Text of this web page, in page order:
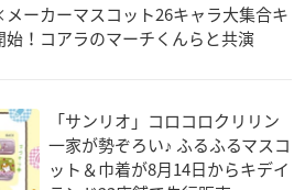
ーカーマスコット26キャラ大集合キ
始！コアラのマーチくんらと共演
「サンリオ」コロコロクリリン
一家が勢ぞろい♪ ふるふるマスコ
ット＆巾着が8月14日からキデイ